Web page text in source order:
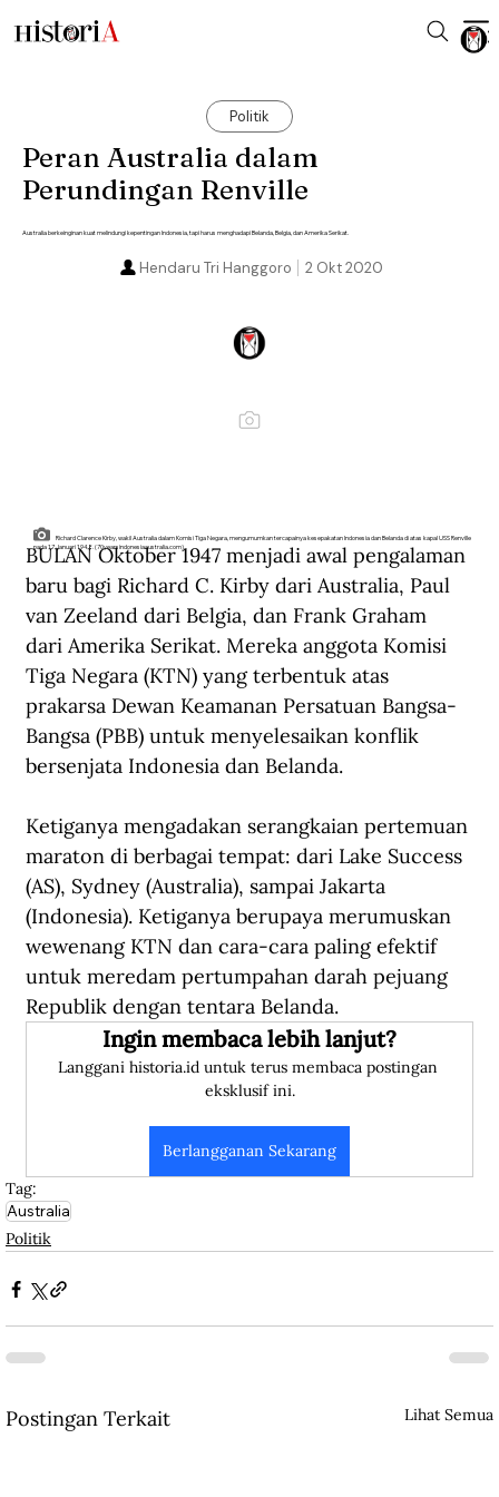
Politik
Peran Australia dalam
Perundingan Renville
Australia berkeinginan kuat melindungi kepentingan Indonesia, tapi harus menghadapi Belanda, Belgia, dan Amerika Serikat.
2 Okt 2020
Hendaru Tri Hanggoro
Richard Clarence Kirby, wakil Australia dalam Komisi Tiga Negara, mengumumkan tercapainya kesepakatan Indonesia dan Belanda di atas kapal USS Renville
pada 17 Januari 1948. (70yearsindonesiaaustralia.com).
BULAN Oktober 1947 menjadi awal pengalaman
baru bagi Richard C. Kirby dari Australia, Paul
van Zeeland dari Belgia, dan Frank Graham
dari Amerika Serikat. Mereka anggota Komisi
Tiga Negara (KTN) yang terbentuk atas
prakarsa Dewan Keamanan Persatuan Bangsa-
Bangsa (PBB) untuk menyelesaikan konflik
bersenjata Indonesia dan Belanda.
Ketiganya mengadakan serangkaian pertemuan
maraton di berbagai tempat: dari Lake Success
(AS), Sydney (Australia), sampai Jakarta
(Indonesia). Ketiganya berupaya merumuskan
wewenang KTN dan cara-cara paling efektif
untuk meredam pertumpahan darah pejuang
Republik dengan tentara Belanda.
Ingin membaca lebih lanjut?
Langgani historia.id untuk terus membaca postingan
eksklusif ini.
Berlangganan Sekarang
Tag:
Australia
Politik
Postingan Terkait Lihat Semua